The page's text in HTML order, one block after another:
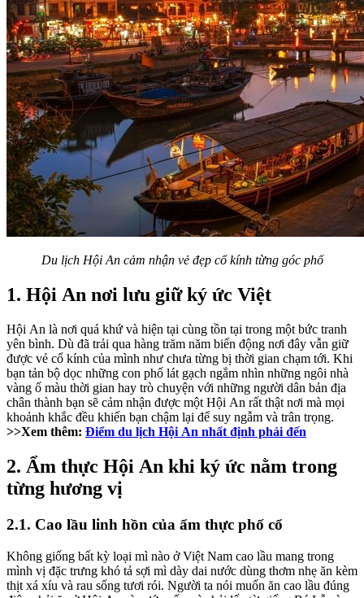
Du lịch Hội An cảm nhận vẻ đẹp cổ kính từng góc phố
1. Hội An nơi lưu giữ ký ức Việt
Hội An là nơi quá khứ và hiện tại cùng tồn tại trong một bức tranh
yên bình. Dù đã trải qua hàng trăm năm biến động nơi đây vẫn giữ
được vẻ cổ kính của mình như chưa từng bị thời gian chạm tới. Khi
bạn tản bộ dọc những con phố lát gạch ngắm nhìn những ngôi nhà
vàng ố màu thời gian hay trò chuyện với những người dân bản địa
chân thành bạn sẽ cảm nhận được một Hội An rất thật nơi mà mọi
khoảnh khắc đều khiến bạn chậm lại để suy ngẫm và trân trọng.
>>Xem thêm: Điểm du lịch Hội An nhất định phải đến
2. Ẩm thực Hội An khi ký ức nằm trong
từng hương vị
2.1. Cao lầu linh hồn của ẩm thực phố cổ
Không giống bất kỳ loại mì nào ở Việt Nam cao lầu mang trong
mình vị đặc trưng khó tả sợi mì dày dai nước dùng thơm nhẹ ăn kèm
thịt xá xíu và rau sống tươi rói. Người ta nói muốn ăn cao lầu đúng